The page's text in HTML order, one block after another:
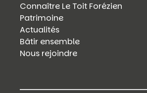
Connaître Le Toit Forézien
Patrimoine
Actualités
Bâtir ensemble
Nous rejoindre